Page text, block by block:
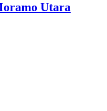
Utara